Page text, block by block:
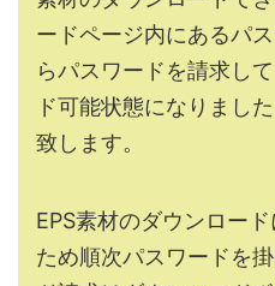
ードページ内にあるパ
らパスワードを請求し
ド可能状態になりまし
致します。
EPS素材のダウンロー
ため順次パスワードを